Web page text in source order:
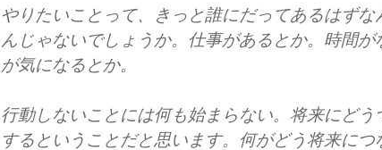
やりたいことって、きっと誰にだってあるはず
んじゃないでしょうか。仕事があるとか。時間
が気になるとか。
行動しないことには何も始まらない。将来にど
するということだと思います。何がどう将来に